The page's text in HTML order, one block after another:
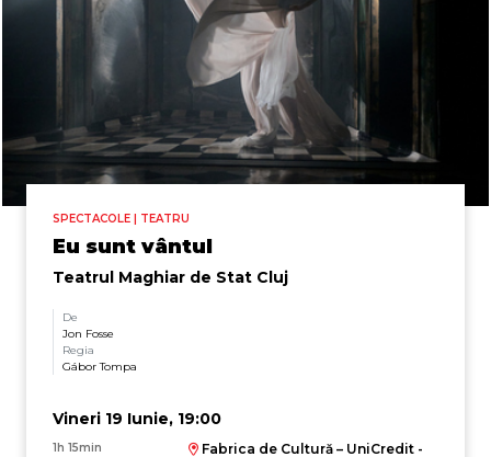
SPECTACOLE | TEATRU
Eu sunt vântul
Teatrul Maghiar de Stat Cluj
De
Jon Fosse
Regia
Gábor Tompa
Vineri 19 Iunie, 19:00
1h 15min Fabrica de Cultură – UniCredit -